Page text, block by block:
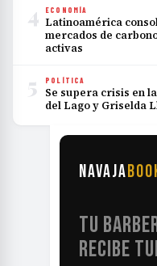
4 ECONOMÍA
Latinoamérica
mercados de
activas
5 POLÍTICA
Se supera crisis en
del Lago y Griselda
NAVAJA
TU
RECIBE